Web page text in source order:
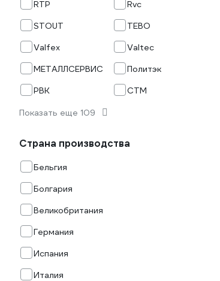
RTP
Rvc
STOUT
TEBO
Valfex
Valtec
МЕТАЛЛСЕРВИС
Политэк
РВК
СТМ
Показать еще 109
Страна производства
Бельгия
Болгария
Великобритания
Германия
Испания
Италия